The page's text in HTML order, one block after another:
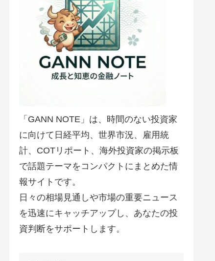
「GANN NOTE」は、時間のない投資家
に向けて日経平均、世界市況、雇用統
計、COTリポート、海外投資家の掲示板
で話題テーマをコンパクトにまとめた情
報サイトです。
日々の相場見通しや市場の重要ニュース
を迅速にキャッチアップし、あなたの投
資判断をサポートします。